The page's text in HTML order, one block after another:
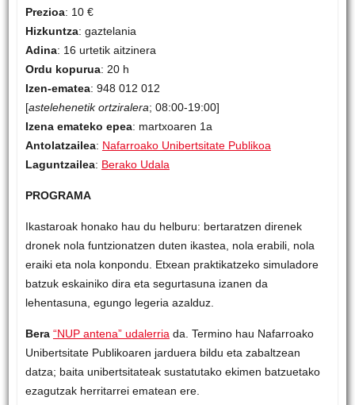
Prezioa: 10 €
Hizkuntza: gaztelania
Adina: 16 urtetik aitzinera
Ordu kopurua: 20 h
Izen-ematea: 948 012 012
[astelehenetik ortziralera; 08:00-19:00]
Izena emateko epea: martxoaren 1a
Antolatzailea: Nafarroako Unibertsitate Publikoa
Laguntzailea: Berako Udala
PROGRAMA
Ikastaroak honako hau du helburu: bertaratzen direnek
dronek nola funtzionatzen duten ikastea, nola erabili, nola
eraiki eta nola konpondu. Etxean praktikatzeko simuladore
batzuk eskainiko dira eta segurtasuna izanen da
lehentasuna, egungo legeria azalduz.
Bera “NUP antena” udalerria da. Termino hau Nafarroako
Unibertsitate Publikoaren jarduera bildu eta zabaltzean
datza; baita unibertsitateak sustatutako ekimen batzuetako
ezagutzak herritarrei ematean ere.